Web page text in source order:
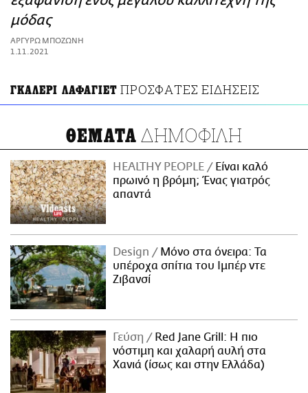
ΑΜΠΑ
PRINT
μόδας
ΑΡΓΥΡΩ ΜΠΟΖΩΝΗ
1.11.2021
ΓΚΑΛΕΡΙ ΛΑΦΑΓΙΕΤ ΠΡΟΣΦΑΤΕΣ ΕΙΔΗΣΕΙΣ
ΘΕΜΑΤΑ ΔΗΜΟΦΙΛΗ
HEALTHY PEOPLE
Είναι καλό
πρωινό η βρόμη; Ένας γιατρός
απαντά
Design
Μόνο στα όνειρα: Τα
υπέροχα σπίτια του Ιμπέρ ντε
Ζιβανσί
Γεύση
Red Jane Grill: Η πιο
νόστιμη και χαλαρή αυλή στα
Χανιά (ίσως και στην Ελλάδα)